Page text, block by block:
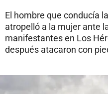
El hombre que conducía
atropelló a la mujer ante
manifestantes en Los
después atacaron con